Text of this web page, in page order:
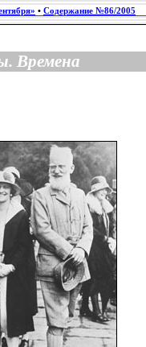
• Содержание №86/2005
Времена